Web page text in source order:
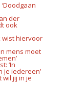
der
ook
wist hiervoor
mens moet
‘In
je iedereen’
wil jij in je